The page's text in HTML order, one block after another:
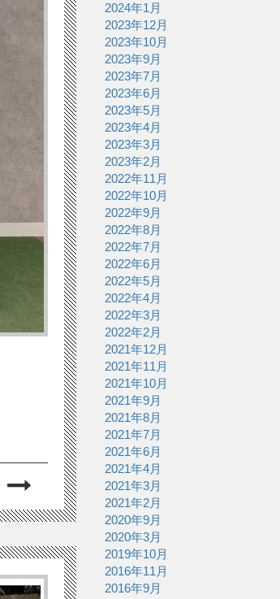
2024年1月
2023年12月
2023年10月
2023年9月
2023年7月
2023年6月
2023年5月
2023年4月
2023年3月
2023年2月
2022年11月
2022年10月
2022年9月
2022年8月
2022年7月
2022年6月
2022年5月
2022年4月
2022年3月
2022年2月
2021年12月
2021年11月
2021年10月
2021年9月
2021年8月
2021年7月
2021年6月
2021年4月
2021年3月
2021年2月
2020年9月
2020年3月
2019年10月
2016年11月
2016年9月